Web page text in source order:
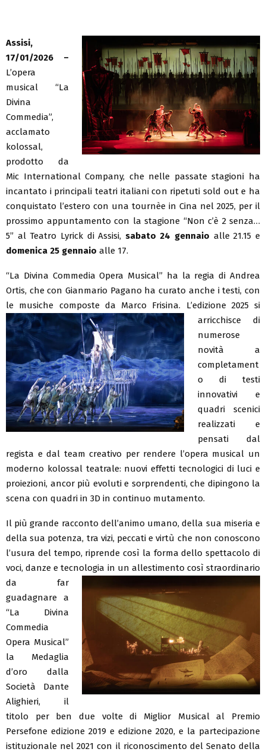
Assisi,
17/01/2026 –
L’opera
musical “La
Divina
Commedia”,
acclamato
kolossal,
prodotto da
Mic International Company, che nelle passate stagioni ha
incantato i principali teatri italiani con ripetuti sold out e ha
conquistato l’estero con una tournèe in Cina nel 2025, per il
prossimo appuntamento con la stagione “Non c’è 2 senza…
5” al Teatro Lyrick di Assisi, sabato 24 gennaio alle 21.15 e
domenica 25 gennaio alle 17.
“La Divina Commedia Opera Musical” ha la regia di Andrea
Ortis, che con Gianmario Pagano ha curato anche i testi, con
le musiche composte da Marco Frisina. L’edizione 2025 si
arricchisce di
numerose
novità a
completament
o di testi
innovativi e
quadri scenici
realizzati e
pensati dal
regista e dal team creativo per rendere l’opera musical un
moderno kolossal teatrale: nuovi effetti tecnologici di luci e
proiezioni, ancor più evoluti e sorprendenti, che dipingono la
scena con quadri in 3D in continuo mutamento.
Il più grande racconto dell’animo umano, della sua miseria e
della sua potenza, tra vizi, peccati e virtù che non conoscono
l’usura del tempo, riprende così la forma dello spettacolo di
voci, danze e tecnologia in un allestimento così straordinario
da far
guadagnare a
“La Divina
Commedia
Opera Musical”
la Medaglia
d’oro dalla
Società Dante
Alighieri, il
titolo per ben due volte di Miglior Musical al Premio
Persefone edizione 2019 e edizione 2020, e la partecipazione
istituzionale nel 2021 con il riconoscimento del Senato della